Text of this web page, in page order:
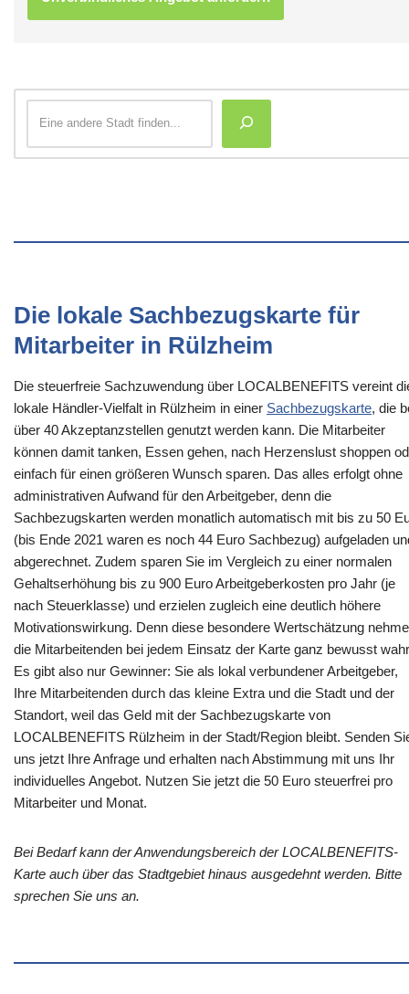
Die lokale Sachbezugskarte für
Mitarbeiter in Rülzheim
Die steuerfreie Sachzuwendung über LOCALBENEFITS vereint
lokale Händler-Vielfalt in Rülzheim in einer Sachbezugskarte, die
über 40 Akzeptanzstellen genutzt werden kann. Die Mitarbeiter
können damit tanken, Essen gehen, nach Herzenslust shoppen
einfach für einen größeren Wunsch sparen. Das alles erfolgt ohne
administrativen Aufwand für den Arbeitgeber, denn die
Sachbezugskarten werden monatlich automatisch mit bis zu 50
(bis Ende 2021 waren es noch 44 Euro Sachbezug) aufgeladen
abgerechnet. Zudem sparen Sie im Vergleich zu einer normalen
Gehaltserhöhung bis zu 900 Euro Arbeitgeberkosten pro Jahr (je
nach Steuerklasse) und erzielen zugleich eine deutlich höhere
Motivationswirkung. Denn diese besondere Wertschätzung
die Mitarbeitenden bei jedem Einsatz der Karte ganz bewusst
Es gibt also nur Gewinner: Sie als lokal verbundener Arbeitgeber,
Ihre Mitarbeitenden durch das kleine Extra und die Stadt und der
Standort, weil das Geld mit der Sachbezugskarte von
LOCALBENEFITS Rülzheim in der Stadt/Region bleibt. Senden
uns jetzt Ihre Anfrage und erhalten nach Abstimmung mit uns Ihr
individuelles Angebot. Nutzen Sie jetzt die 50 Euro steuerfrei pro
Mitarbeiter und Monat.
Bei Bedarf kann der Anwendungsbereich der LOCALBENEFITS-
Karte auch über das Stadtgebiet hinaus ausgedehnt werden. Bitte
sprechen Sie uns an.